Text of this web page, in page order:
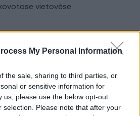
My Personal Information
the sale, sharing to third parties, or
or sensitive information for
us, please use the below opt-out
selection. Please note that after your
vietovėse
00:00:51
tapti NATO nare: žengtas